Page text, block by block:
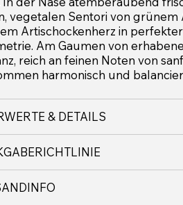
vegetalen Sentori von grünem
Artischockenherz in perfekter
Am Gaumen von
reich an feinen Noten von
harmonisch und
& DETAILS